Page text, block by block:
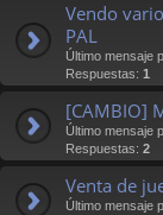
Vendo
PAL
Último mensaje
Respuestas: 1
[CAMBIO]
Último mensaje
Respuestas: 2
Venta de
Último mensaje